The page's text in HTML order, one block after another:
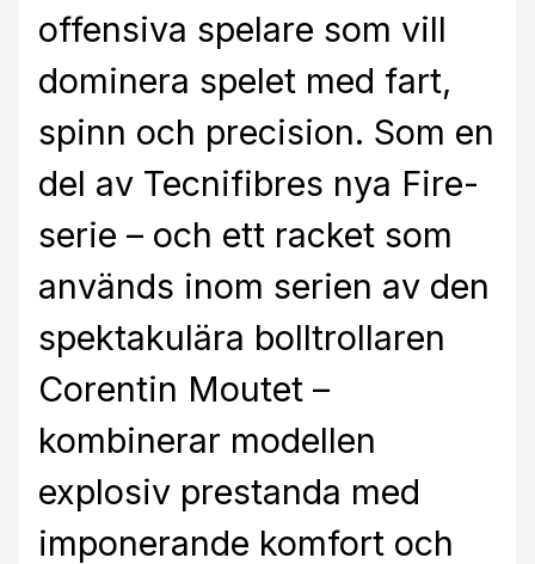
offensiva spelare som vill
dominera spelet med fart,
spinn och precision. Som en
del av Tecnifibres nya Fire-
serie – och ett racket som
används inom serien av den
spektakulära bolltrollaren
Corentin Moutet –
kombinerar modellen
explosiv prestanda med
imponerande komfort och